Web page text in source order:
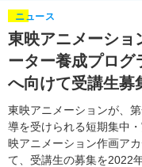
ゲーム
イベント
海外イベント
俳優・タレント
ビジネス
アニメ
書評
ゲーム
動画
アニメ
アニメ！アニメ！TV
連載・コラム
東映アニメーショ
ーター養成プロ
へ向けて受講生募
東映アニメーションが、
導を受けられる短期集中
映アニメーション作画ア
て、受講生の募集を2022
ニュース